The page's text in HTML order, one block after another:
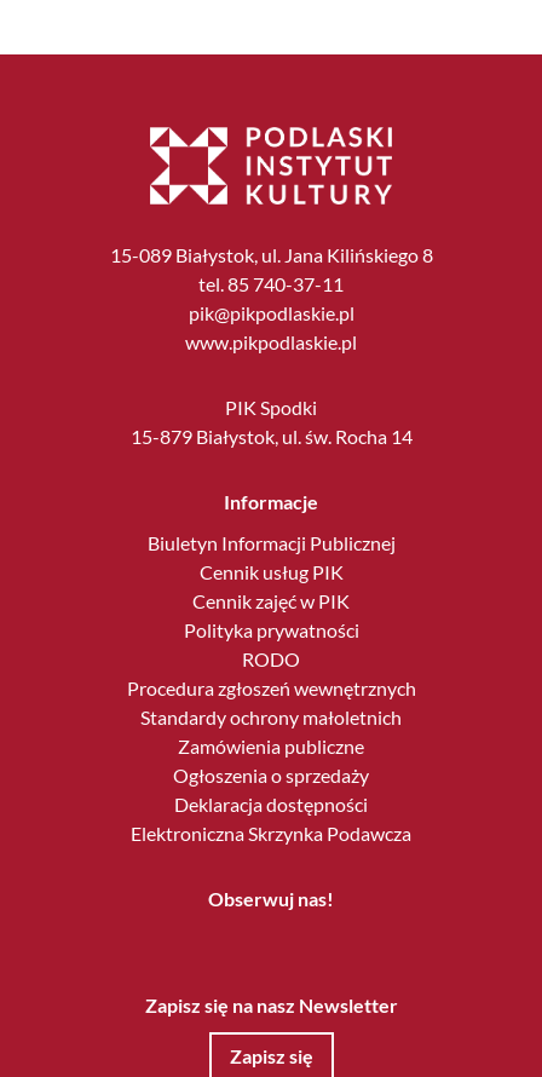
15-089 Białystok, ul. Jana Kilińskiego 8
tel. 85 740-37-11
pik@pikpodlaskie.pl
www.pikpodlaskie.pl
PIK Spodki
15-879 Białystok, ul. św. Rocha 14
Informacje
Biuletyn Informacji Publicznej
Cennik usług PIK
Cennik zajęć w PIK
Polityka prywatności
RODO
Procedura zgłoszeń wewnętrznych
Standardy ochrony małoletnich
Zamówienia publiczne
Ogłoszenia o sprzedaży
Deklaracja dostępności
Elektroniczna Skrzynka Podawcza
Obserwuj nas!
Zapisz się na nasz Newsletter
Zapisz się